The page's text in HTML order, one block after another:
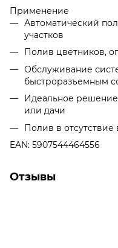
Применение
Автоматический
участков
Полив цветников,
Обслуживание
быстроразъемным
Идеальное решение
или дачи
Полив в отсутствие
EAN: 5907544464556
Отзывы